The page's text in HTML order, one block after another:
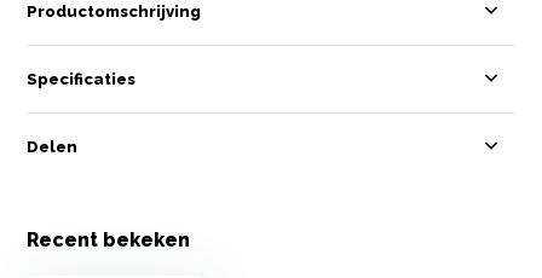
Productomschrijving
Specificaties
Delen
Recent bekeken